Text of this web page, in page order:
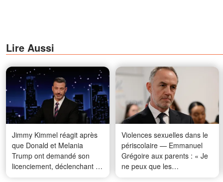
Lire Aussi
Jimmy Kimmel réagit après
que Donald et Melania
Trump ont demandé son
licenciement, déclenchant un
débat en ligne
Violences sexuelles dans le
périscolaire — Emmanuel
Grégoire aux parents : « Je
ne peux que les
comprendre, leur demander